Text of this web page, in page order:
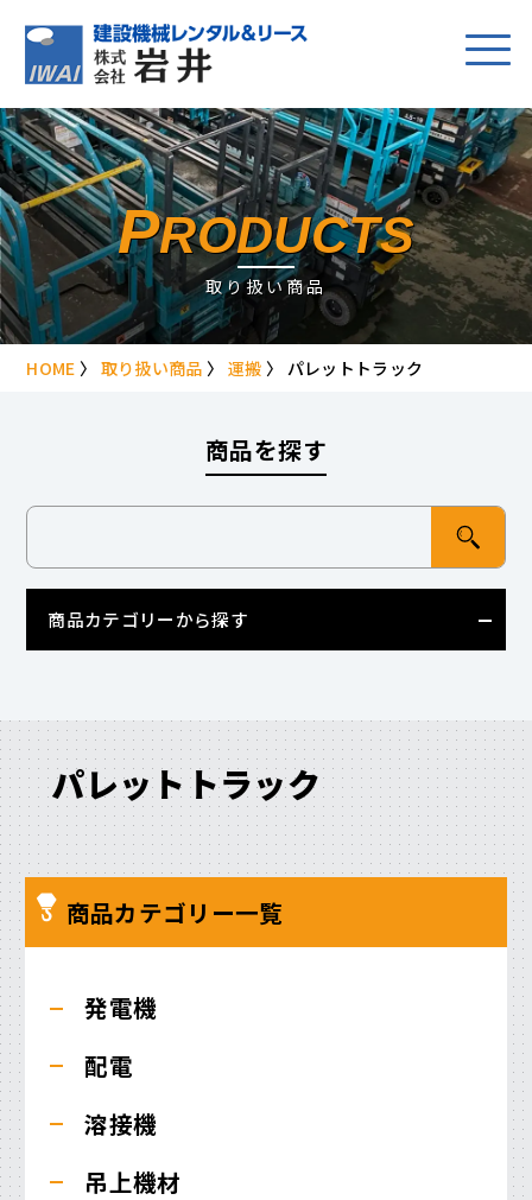
PRODUCTS
取り扱い商品
HOME 〉 取り扱い商品 〉 運搬 〉 パレットトラック
商品を探す
商品カテゴリーから探す
パレットトラック
商品カテゴリー一覧
発電機
配電
溶接機
吊上機材